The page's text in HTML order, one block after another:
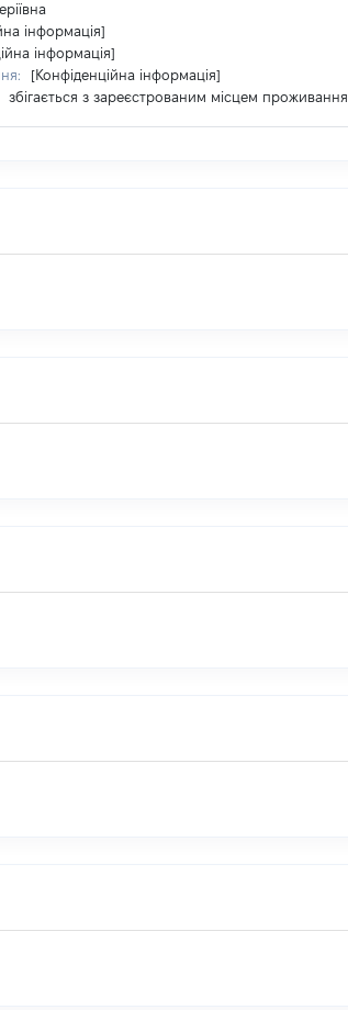
інформація]
інформація]
[Конфіденційна інформація]
збігається з зареєстрованим місцем проживання